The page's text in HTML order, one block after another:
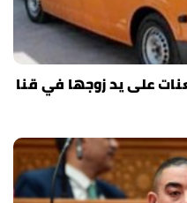
على يد زوجها في قنا